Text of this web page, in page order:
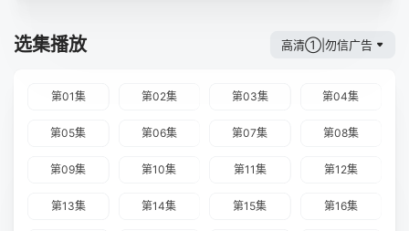
选集播放 高清①|勿信广告
第01集 第02集 第03集 第04集
第05集 第06集 第07集 第08集
第09集 第10集 第11集 第12集
第13集 第14集 第15集 第16集